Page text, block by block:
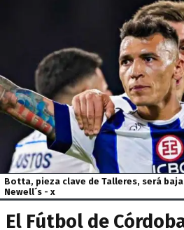
Botta, pieza clave de Talleres, será
Newell´s - x
El Fútbol de